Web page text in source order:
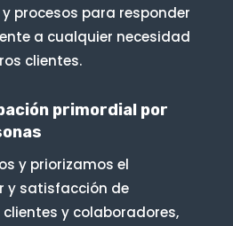
procesos para responder
a cualquier necesidad
clientes.
primordial por
y priorizamos el
y satisfacción de
y colaboradores,